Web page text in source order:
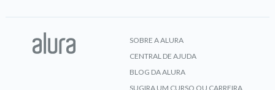
SOBRE A ALURA
CENTRAL DE AJUDA
BLOG DA ALURA
SUGIRA UM CURSO OU CARREIRA